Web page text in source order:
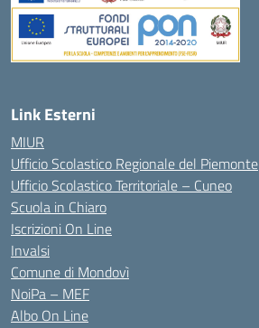
Link Esterni
MIUR
Ufficio Scolastico Regionale del Piemonte
Ufficio Scolastico Territoriale – Cuneo
Scuola in Chiaro
Iscrizioni On Line
Invalsi
Comune di Mondovì
NoiPa – MEF
Albo On Line